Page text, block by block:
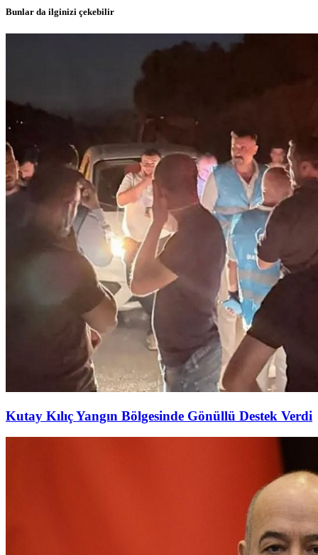
Bunlar da ilginizi çekebilir
Kutay Kılıç Yangın Bölgesinde Gönüllü Destek Verdi